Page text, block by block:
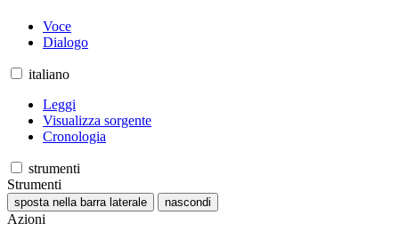
Voce
Dialogo
italiano
Leggi
Visualizza sorgente
Cronologia
strumenti
Strumenti
sposta nella barra laterale nascondi
Azioni